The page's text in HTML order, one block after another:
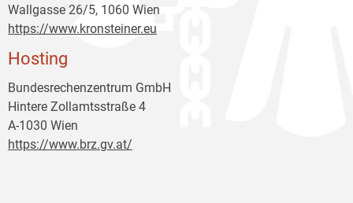
Wallgasse 26/5, 1060 Wien
https://www.kronsteiner.eu
Hosting
Bundesrechenzentrum GmbH
Hintere Zollamtsstraße 4
A-1030 Wien
https://www.brz.gv.at/